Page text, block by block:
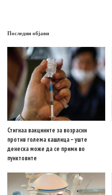
Последни објави
Стигнаа вакцините за возрасни
против голема кашлица – уште
денеска може да се прими во
пунктовите